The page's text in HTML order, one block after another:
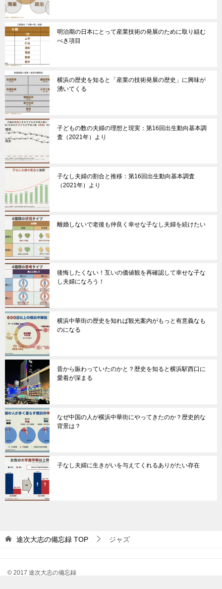
明治期の日本にとって産業技術の発展のために取り組む
べき項目
横浜の歴史を知ると「産業の技術発展の歴史」に興味が
湧いてくる
子どもの数の夫婦の理想と現実：第16回出生動向基本調
査（2021年）より
子なし夫婦の割合と推移：第16回出生動向基本調査
（2021年）より
離婚しないで老後も仲良く幸せな子なし夫婦を続けたい
後悔したくない！互いの価値観を再確認して幸せな子な
し夫婦になろう！
横浜中華街の歴史を知れば観光案内がもっと有意義なも
のになる
昔から賑わっていたのかと？歴史を知ると横浜駅西口に
愛着が深まる
なぜ中国の人が横浜中華街にやってきたのか？歴史的な
背景は？
子なし夫婦に生きがいを与えてくれるありがたい存在
途次大志の備忘録 TOP ジャズ
© 2017 途次大志の備忘録